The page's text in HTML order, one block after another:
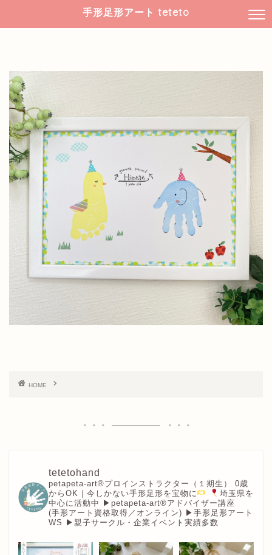
手形足形アート teteto
HOME
tetetohand
petapeta-art®︎プロインストラクター（１期生）
0歳
からOK｜今しかない手形足形を宝物に
埼玉県を
中心に活動中 ▶︎petapeta-art®アドバイザー講座
(手形アート資格取得／オンライン) ▶︎手形足形アート
WS ▶︎親子サークル・企業イベント実績多数